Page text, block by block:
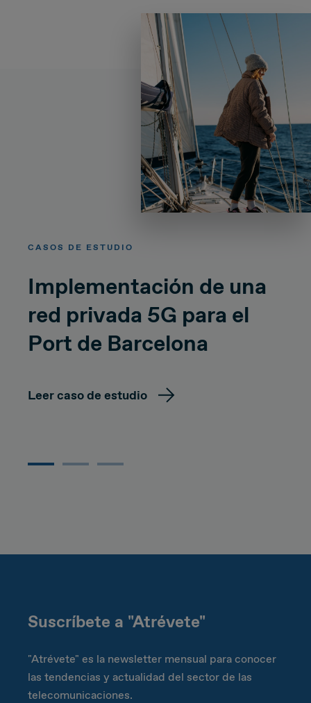
CASOS DE ESTUDIO
Implementación de una
red privada 5G para el
Port de Barcelona
Leer caso de estudio
Suscríbete a "Atrévete"
"Atrévete" es la newsletter mensual para conocer
las tendencias y actualidad del sector de las
telecomunicaciones.